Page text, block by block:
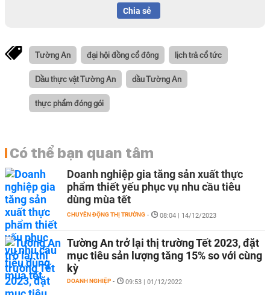
Chia sẻ
Tường An đại hội đồng cổ đông lịch trả cổ tức
Dầu thực vật Tường An dầu Tường An
thực phẩm đóng gói
Có thể bạn quan tâm
Doanh nghiệp gia tăng sản xuất thực
phẩm thiết yếu phục vụ nhu cầu tiêu
dùng mùa tết
CHUYỂN ĐỘNG THỊ TRƯỜNG - 08:04 | 14/12/2023
Tường An trở lại thị trường Tết 2023, đặt
mục tiêu sản lượng tăng 15% so với cùng
kỳ
DOANH NGHIỆP - 09:53 | 01/12/2022